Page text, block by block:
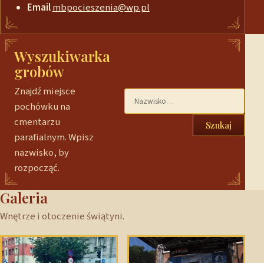
Emailmbpocieszenia@wp.pl
Wyszukiwarka
grobów
Znajdź miejsce
pochówku na
cmentarzu
parafialnym. Wpisz
nazwisko, by
rozpocząć.
Szukaj
Galeria
Wnętrze i otoczenie świątyni.